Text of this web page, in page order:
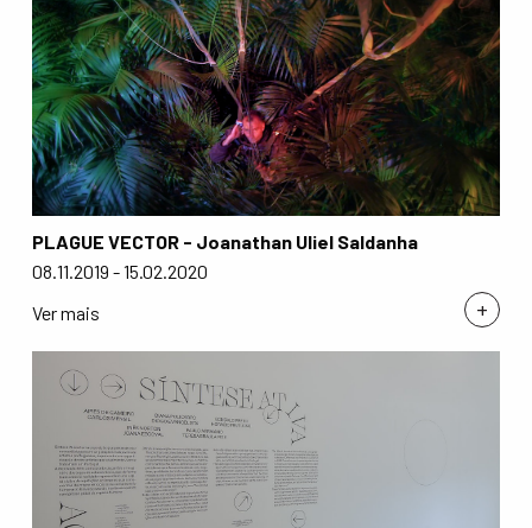
+
PLAGUE VECTOR - Joanathan Uliel Saldanha
08.11.2019 - 15.02.2020
Ver mais